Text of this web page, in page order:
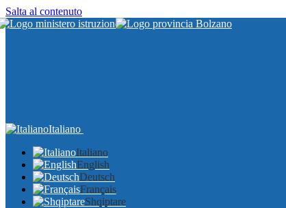
Salta al contenuto
Italiano
Italiano
English
Deutsch
Français
Shqiptare